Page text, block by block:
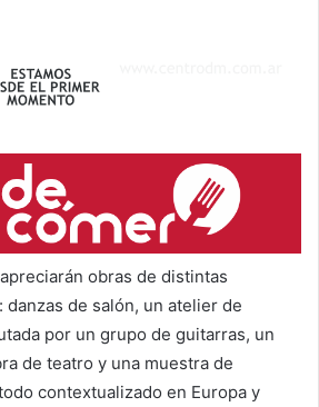
obras de distintas
de salón, un atelier de
por un grupo de guitarras, un
de teatro y una muestra de
contextualizado en Europa y